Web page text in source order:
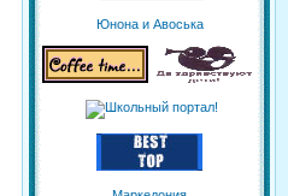
Юнона и Авоська